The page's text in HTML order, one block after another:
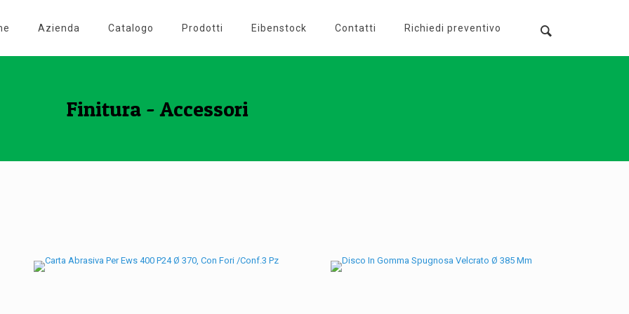
Azienda Catalogo Prodotti Eibenstock Contatti Richiedi preventivo
Finitura - Accessori